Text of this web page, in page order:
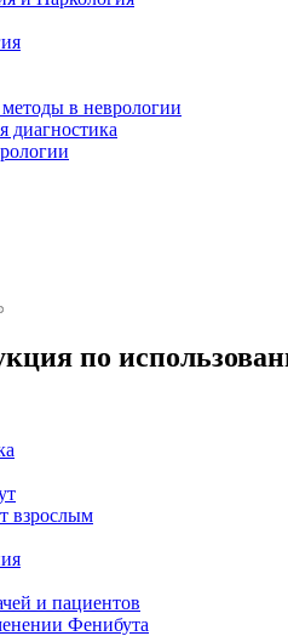
в неврологии
диагностика
по
взрослым
и пациентов
Фенибута